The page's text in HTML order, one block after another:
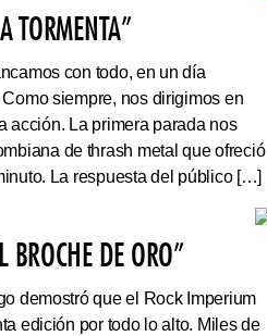
TORMENTA”
con todo, en un día
siempre, nos dirigimos en
acción. La primera parada nos
de thrash metal que ofreció
La respuesta del público […]
DE ORO”
demostró que el Rock Imperium
edición por todo lo alto. Miles de